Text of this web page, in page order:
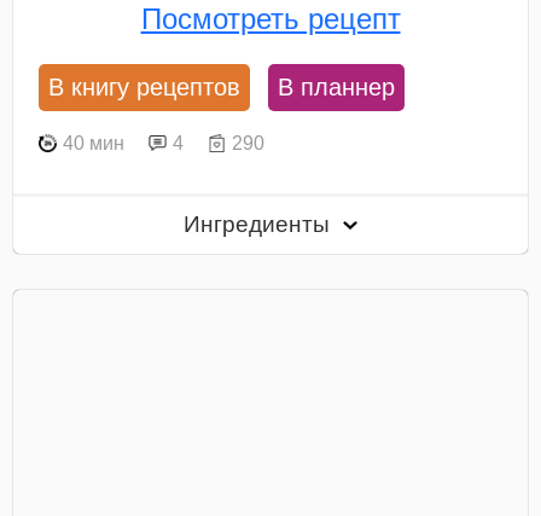
Посмотреть рецепт
В книгу рецептов В планнер
40 мин 4 290
Ингредиенты